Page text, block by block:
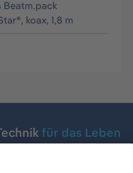
Beatm.pack
koax, 1,8 m
für das Leben